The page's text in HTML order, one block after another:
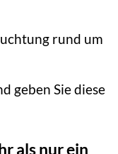
rund um
geben Sie diese
als nur ein